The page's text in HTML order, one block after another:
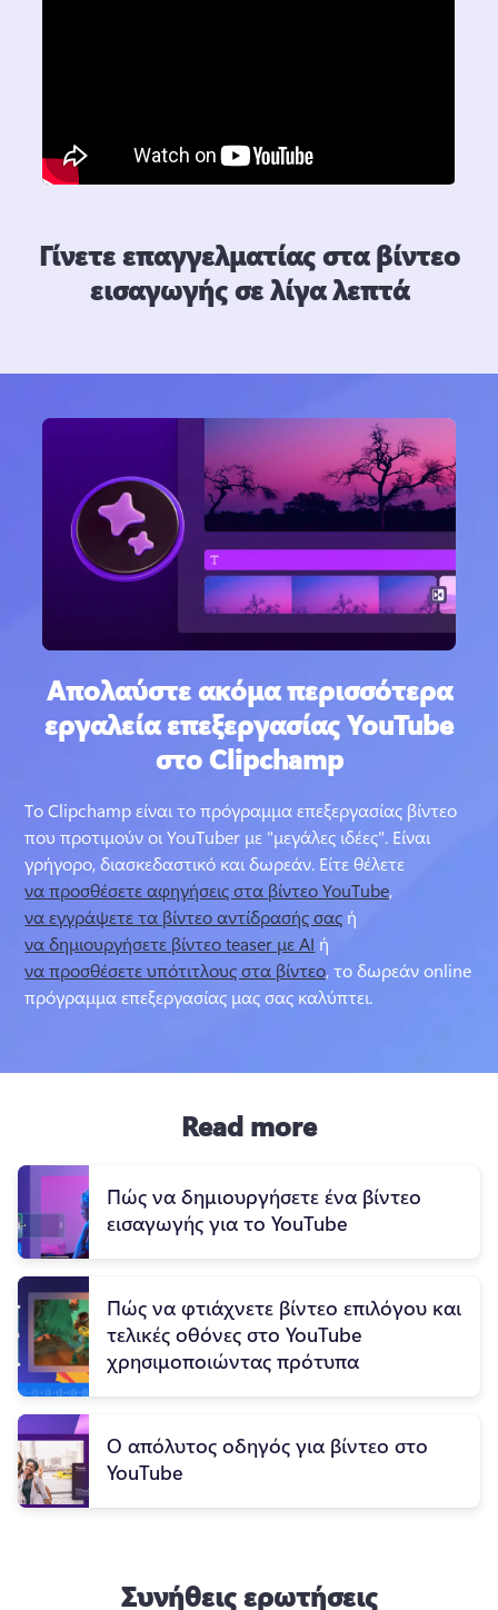
Γίνετε επαγγελματίας στα βίντεο
εισαγωγής σε λίγα λεπτά
Απολαύστε ακόμα περισσότερα
εργαλεία επεξεργασίας YouTube
στο Clipchamp
Το Clipchamp είναι το πρόγραμμα επεξεργασίας βίντεο
που προτιμούν οι YouTuber με "μεγάλες ιδέες". Είναι
γρήγορο, διασκεδαστικό και δωρεάν. Είτε θέλετε
να προσθέσετε αφηγήσεις στα βίντεο YouTube,
να εγγράψετε τα βίντεο αντίδρασής σας ή
να δημιουργήσετε βίντεο teaser με AI ή
να προσθέσετε υπότιτλους στα βίντεο, το δωρεάν online
πρόγραμμα επεξεργασίας μας σας καλύπτει.
Read more
Πώς να δημιουργήσετε ένα βίντεο
εισαγωγής για το YouTube
Πώς να φτιάχνετε βίντεο επιλόγου και
τελικές οθόνες στο YouTube
χρησιμοποιώντας πρότυπα
Ο απόλυτος οδηγός για βίντεο στο
YouTube
Συνήθεις ερωτήσεις